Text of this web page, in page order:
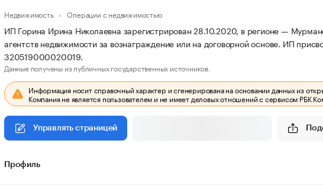
Недвижимость Операции с недвижимостью
ИП Горина Ирина Николаевна зарегистрирован 28.10.2020, в регионе —
агентств недвижимости за вознаграждение или на договорной основе. ИП
320519000020019.
Данные получены из публичных государственных источников.
Информация носит справочный характер и сгенерирована на основании данных из
Компания не является пользователем и не имеет деловых отношений с сервисом РБК
Управлять страницей
Профиль